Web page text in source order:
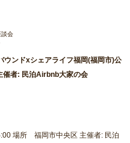
談会
ウンドxシェアライフ福岡(福岡市)公
催者: 民泊Airbnb大家の会
場所 福岡市中央区 主催者: 民泊